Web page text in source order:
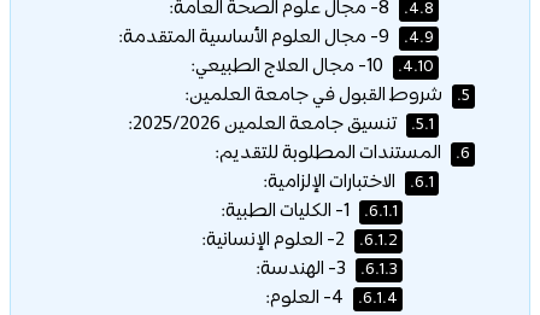
4.8.
4.9.
4.10.
5. شروط القبول في جامعة العلمين:
5.1. تنسيق جامعة العلمين 2025/2026:
6. المستندات المطلوبة للتقديم:
6.1. الاختبارات الإلزامية:
6.1.1.
6.1.2.
6.1.3.
6.1.4.